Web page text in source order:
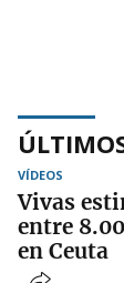
VÍDEOS
Vivas
entre
en Ceuta